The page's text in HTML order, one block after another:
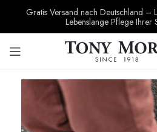
Gratis Versand nach Deutschland
Lebenslange Pflege Ihrer